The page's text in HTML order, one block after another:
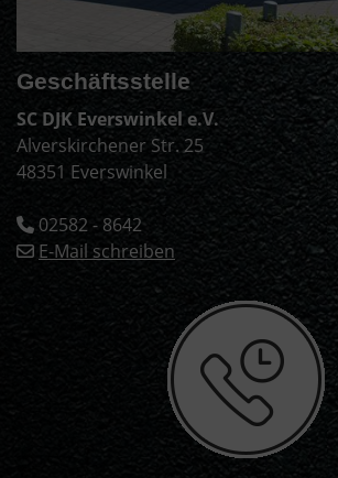
Geschäftsstelle
SC DJK Everswinkel e.V.
Alverskirchener Str. 25
48351 Everswinkel
02582 - 8642
E-Mail schreiben